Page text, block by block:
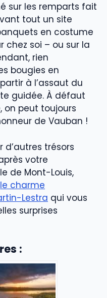
sur les remparts fait
tout un site
en costume
chez soi – ou sur la
rien
bougies en
à l’assaut du
guidée. À défaut
on peut toujours
de Vauban !
d’autres trésors
votre
de Mont-Louis,
le charme
Lestra qui vous
surprises
: